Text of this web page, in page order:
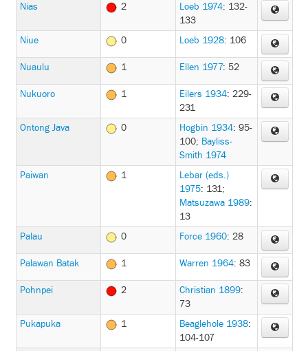
Nias 2 Loeb 1974: 132-
133
Niue
0 Loeb 1928: 106
Nuaulu 1 Ellen 1977: 52
Nukuoro 1 Eilers 1934: 229-
231
Ontong Java
0 Hogbin 1934: 95-
100; Bayliss-
Smith 1974
Paiwan
1
Lebar (eds.)
1975: 131;
Matsuzawa 1989:
13
Palau
0 Force 1960: 28
Palawan Batak 1 Warren 1964: 83
Pohnpei 2 Christian 1899:
73
Pukapuka
1 Beaglehole 1938:
104-107